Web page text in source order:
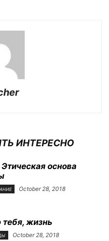
ИНТЕРЕСНО
основа
October 28, 2018
жизнь
October 28, 2018